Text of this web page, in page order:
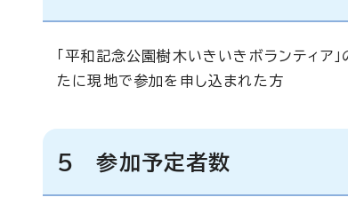
「平和記念公園樹木いきいきボランティ
たに現地で参加を申し込まれた方
5 参加予定者数